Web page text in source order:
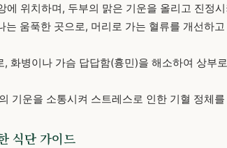
에 위치하며, 두부의 맑은 기운을 올리고 진정
는 움푹한 곳으로, 머리로 가는 혈류를 개선하
, 화병이나 가슴 답답함(흉민)을 해소하여 상부
기운을 소통시켜 스트레스로 인한 기혈 정체
식단 가이드